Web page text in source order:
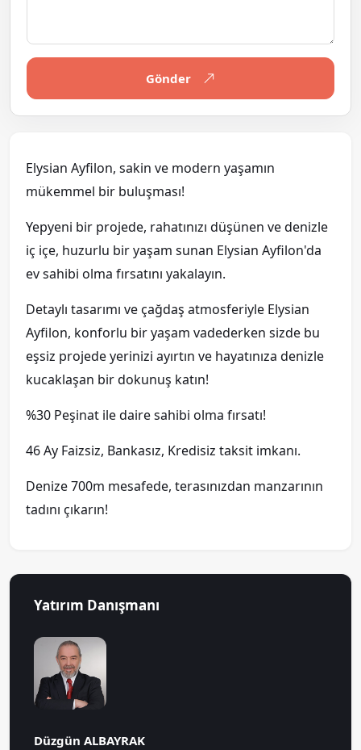
Gönder
Elysian Ayfilon, sakin ve modern yaşamın
mükemmel bir buluşması!
Yepyeni bir projede, rahatınızı düşünen ve denizle
iç içe, huzurlu bir yaşam sunan Elysian Ayfilon'da
ev sahibi olma fırsatını yakalayın.
Detaylı tasarımı ve çağdaş atmosferiyle Elysian
Ayfilon, konforlu bir yaşam vadederken sizde bu
eşsiz projede yerinizi ayırtın ve hayatınıza denizle
kucaklaşan bir dokunuş katın!
%30 Peşinat ile daire sahibi olma fırsatı!
46 Ay Faizsiz, Bankasız, Kredisiz taksit imkanı.
Denize 700m mesafede, terasınızdan manzarının
tadını çıkarın!
Yatırım Danışmanı
Düzgün ALBAYRAK